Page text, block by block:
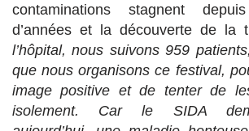
contaminations stagnent
d’années et la découverte de la
l’hôpital, nous suivons 959
que nous organisons ce festival,
image positive et de tenter de
isolement. Car le SIDA